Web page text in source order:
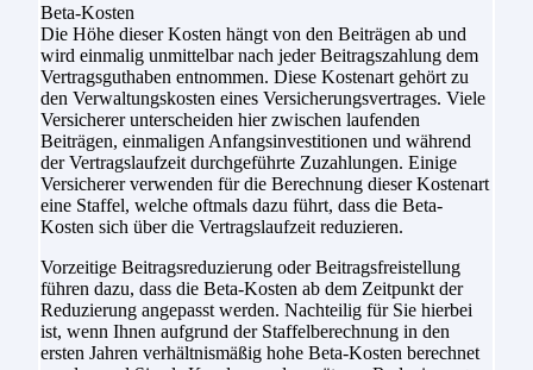
Beta-Kosten
Die Höhe dieser Kosten hängt von den Beiträgen ab und
wird einmalig unmittelbar nach jeder Beitragszahlung dem
Vertragsguthaben entnommen. Diese Kostenart gehört zu
den Verwaltungskosten eines Versicherungsvertrages. Viele
Versicherer unterscheiden hier zwischen laufenden
Beiträgen, einmaligen Anfangsinvestitionen und während
der Vertragslaufzeit durchgeführte Zuzahlungen. Einige
Versicherer verwenden für die Berechnung dieser Kostenart
eine Staffel, welche oftmals dazu führt, dass die Beta-
Kosten sich über die Vertragslaufzeit reduzieren.
Vorzeitige Beitragsreduzierung oder Beitragsfreistellung
führen dazu, dass die Beta-Kosten ab dem Zeitpunkt der
Reduzierung angepasst werden. Nachteilig für Sie hierbei
ist, wenn Ihnen aufgrund der Staffelberechnung in den
ersten Jahren verhältnismäßig hohe Beta-Kosten berechnet